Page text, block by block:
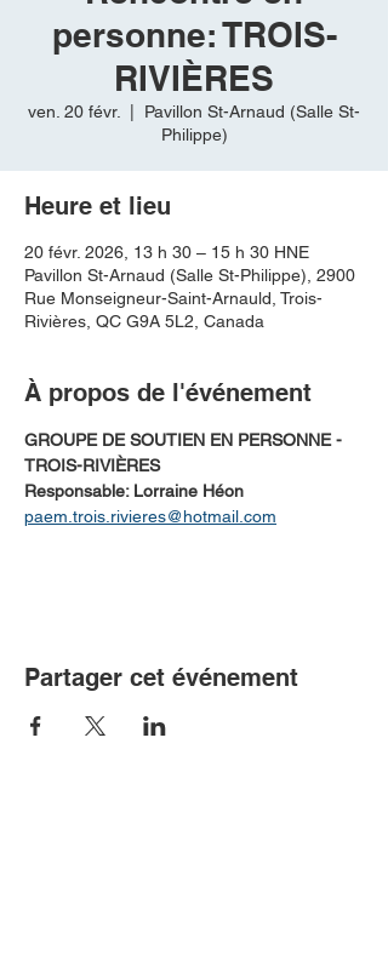
personne: TROIS-
RIVIÈRES
ven. 20 févr.
Pavillon St-Arnaud (Salle St-
Philippe)
Heure et lieu
20 févr. 2026, 13 h 30 – 15 h 30 HNE
Pavillon St-Arnaud (Salle St-Philippe), 2900
Rue Monseigneur-Saint-Arnauld, Trois-
Rivières, QC G9A 5L2, Canada
À propos de l'événement
GROUPE DE SOUTIEN EN PERSONNE -
TROIS-RIVIÈRES
Responsable: Lorraine Héon
paem.trois.rivieres@hotmail.com
Partager cet événement